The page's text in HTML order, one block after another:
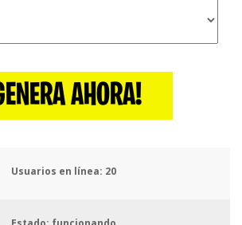
AHORA!
Usuarios en línea: 23